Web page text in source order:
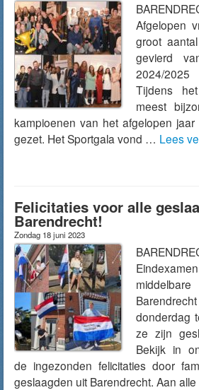
Afgelopen
groot
gevierd
2024/
Tijdens
meest
kampioenen van het afgelopen
gezet. Het Sportgala vond … Lees
Felicitaties voor alle
Barendrecht!
Zondag 18 juni 2023
donderdag
ze zijn
Bekijk in
de ingezonden felicitaties door
geslaagden uit Barendrecht. Aan